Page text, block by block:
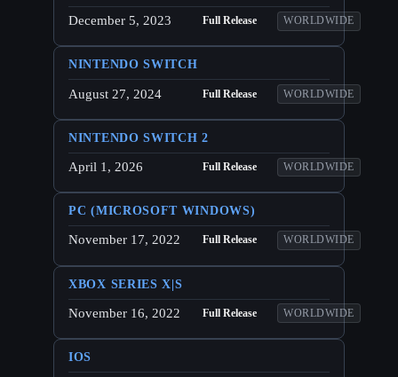
December 5, 2023 Full Release WORLDWIDE
NINTENDO SWITCH
August 27, 2024 Full Release WORLDWIDE
NINTENDO SWITCH 2
April 1, 2026 Full Release WORLDWIDE
PC (MICROSOFT WINDOWS)
November 17, 2022 Full Release WORLDWIDE
XBOX SERIES X|S
November 16, 2022 Full Release WORLDWIDE
IOS